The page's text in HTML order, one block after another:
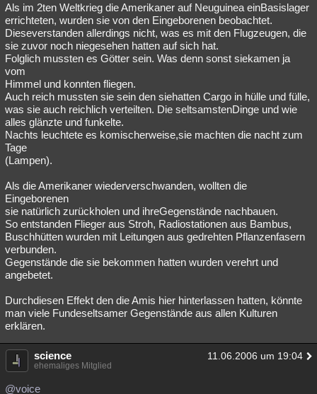
Als im 2ten Weltkrieg die Amerikaner auf Neuguinea einBasislager
errichteten, wurden sie von den Eingeborenen beobachtet.
Dieseverstanden allerdings nicht, was es mit den Flugzeugen, die
sie zuvor noch niegesehen hatten auf sich hat.
Folglich mussten es Götter sein. Was denn sonst siekamen ja
vom
Himmel und konnten fliegen.
Auch reich mussten sie sein den siehatten Cargo in hülle und fülle,
was sie auch reichlich verteilten. Die seltsamstenDinge und wie
alles glänzte und funkelte.
Nachts leuchtete es komischerweise,sie machten die nacht zum
Tage
(Lampen).
Als die Amerikaner wiederverschwanden, wollten die
Eingeborenen
sie natürlich zurückholen und ihreGegenstände nachbauen.
So entstanden Flieger aus Stroh, Radiostationen aus Bambus,
Buschhütten wurden mit Leitungen aus gedrehten Pflanzenfasern
verbunden.
Gegenstände die sie bekommen hatten wurden verehrt und
angebetet.
Durchdiesen Effekt den die Amis hier hinterlassen hatten, könnte
man viele Fundeseltsamer Gegenstände aus allen Kulturen
erklären.
science 11.06.2006 um 19:04
ehemaliges Mitglied
@voice